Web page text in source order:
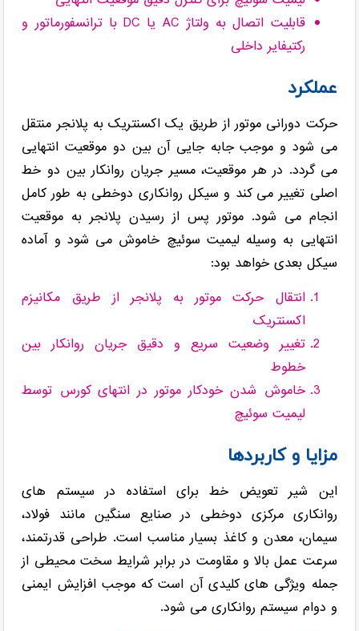
قابلیت اتصال به ولتاژ AC یا DC با ترانسفورماتور و
رکتیفایر داخلی
عملکرد
حرکت دورانی موتور از طریق یک اکسنتریک به پلانجر منتقل
می شود و موجب جابه جایی آن بین دو موقعیت انتهایی
می گردد. در هر موقعیت، مسیر جریان روانکار بین دو خط
اصلی تغییر می کند و سیکل روانکاری دوخطی به طور کامل
انجام می شود. موتور پس از رسیدن پلانجر به موقعیت
انتهایی به وسیله لیمیت سوئیچ خاموش می شود و آماده
سیکل بعدی خواهد بود:
انتقال حرکت موتور به پلانجر از طریق مکانیزم
اکسنتریک
تغییر وضعیت سریع و دقیق جریان روانکار بین
خطوط
خاموش شدن خودکار موتور در انتهای کورس توسط
لیمیت سوئیچ
مزایا و کاربردها
این شیر تعویض خط برای استفاده در سیستم های
روانکاری مرکزی دوخطی در صنایع سنگین مانند فولاد،
سیمان، معدن و کاغذ بسیار مناسب است. طراحی قدرتمند،
سرعت عمل بالا و مقاومت در برابر شرایط سخت محیطی از
جمله ویژگی های کلیدی آن است که موجب افزایش ایمنی
و دوام سیستم روانکاری می شود.